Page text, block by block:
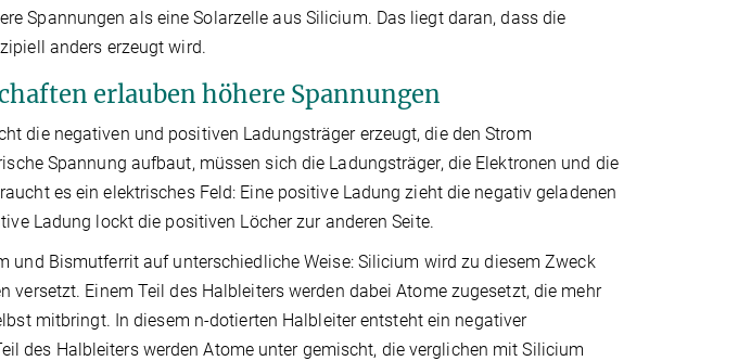
Spannungen als eine Solarzelle aus Silicium. Das liegt daran, dass die
anders erzeugt wird.
erlauben höhere Spannungen
die negativen und positiven Ladungsträger erzeugt, die den Strom
Spannung aufbaut, müssen sich die Ladungsträger, die Elektronen und die
es ein elektrisches Feld: Eine positive Ladung zieht die negativ geladenen
Ladung lockt die positiven Löcher zur anderen Seite.
und Bismutferrit auf unterschiedliche Weise: Silicium wird zu diesem Zweck
versetzt. Einem Teil des Halbleiters werden dabei Atome zugesetzt, die mehr
mitbringt. In diesem n-dotierten Halbleiter entsteht ein negativer
des Halbleiters werden Atome unter gemischt, die verglichen mit Silicium